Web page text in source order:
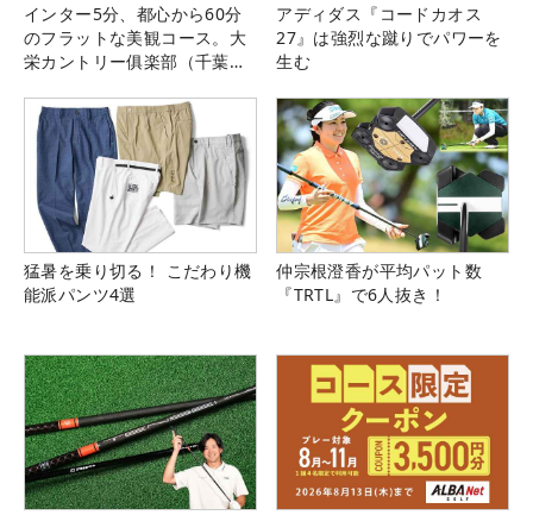
インター5分、都心から60分
のフラットな美観コース。大
栄カントリー俱楽部（千葉
アディダス『コードカオス
27』は強烈な蹴りでパワーを
生む
猛暑を乗り切る！ こだわり機
能派パンツ4選
仲宗根澄香が平均パット数
『TRTL』で6人抜き！